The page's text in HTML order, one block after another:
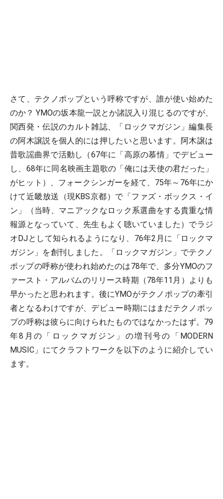
さて、テクノポップという呼称ですが、誰が使い始めた
のか？ YMOの坂本龍一説とか諸説入り混じるのですが、
関西発・伝説のカルト雑誌、「ロックマガジン」編集長
の阿木譲説を個人的には押したいと思います。阿木譲は
昔歌謡曲界で活動し（67年に「高原の慕情」でデビュー
し、68年に同名映画主題歌の「俺には天使の君だった」
がヒット）、フォークシンガーを経て、75年～76年にか
けて近畿放送（現KBS京都）で「ファズ・ボックス・イ
ン」（当時、マニアックなロック系選曲をする貴重な情
報源となっていて、先生もよく聴いていました）でラジ
オDJとして知られるようになり、76年2月に「ロックマ
ガジン」を創刊しました。「ロックマガジン」でテクノ
ポップの呼称が使われ始めたのは78年で、多分YMOのフ
ァースト・アルバムのリリース時期（78年11月）よりも
早かったと思われます。後にYMOがテクノポップの牽引
者となるわけですが、デビュー時期にはまだテクノポッ
プの呼称は彼らに向けられたものではなかったはず。79
年8月の「ロックマガジン」の増刊号の「MODERN
MUSIC」にてクラフトワークを以下のように紹介してい
ます。